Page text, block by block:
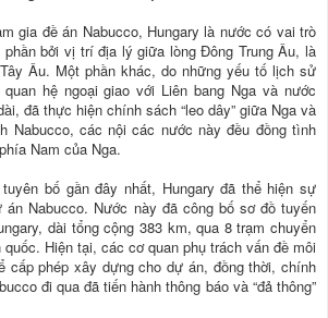
gia đề án Nabucco, Hungary là nước có vai trò
bởi vị trí địa lý giữa lòng Đông Trung Âu, là
Âu. Một phần khác, do những yếu tố lịch sử
hệ ngoại giao với Liên bang Nga và nước
đã thực hiện chính sách “leo dây” giữa Nga và
Nabucco, các nội các nước này đều đồng tình
Nam của Nga.
bố gần đây nhất, Hungary đã thể hiện sự
án Nabucco. Nước này đã công bố sơ đồ tuyến
dài tổng cộng 383 km, qua 8 trạm chuyển
Hiện tại, các cơ quan phụ trách vấn đề môi
cấp phép xây dựng cho dự án, đồng thời, chính
đi qua đã tiến hành thông báo và “đả thông”